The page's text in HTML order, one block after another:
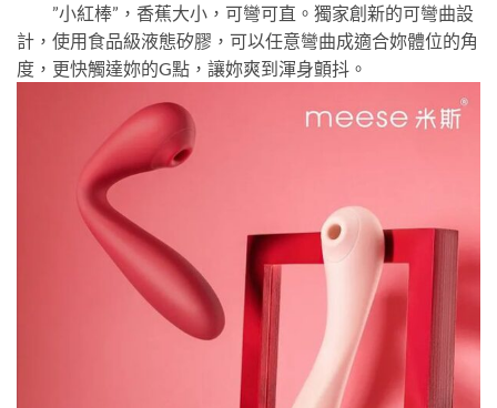
”小紅棒”，香蕉大小，可彎可直。獨家創新的可彎曲設
計，使用食品級液態矽膠，可以任意彎曲成適合妳體位的角
度，更快觸達妳的G點，讓妳爽到渾身顫抖。